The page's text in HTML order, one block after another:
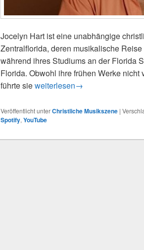
Jocelyn Hart ist eine unabhängige
Zentralflorida, deren musikalische
während ihres Studiums an der Florida
Florida. Obwohl ihre frühen Werke nicht
führte sieNeue R&B Single: Jocelyn Hart
weiterlesen→
Veröffentlicht unterChristliche Musikszene |
Spotify, YouTube